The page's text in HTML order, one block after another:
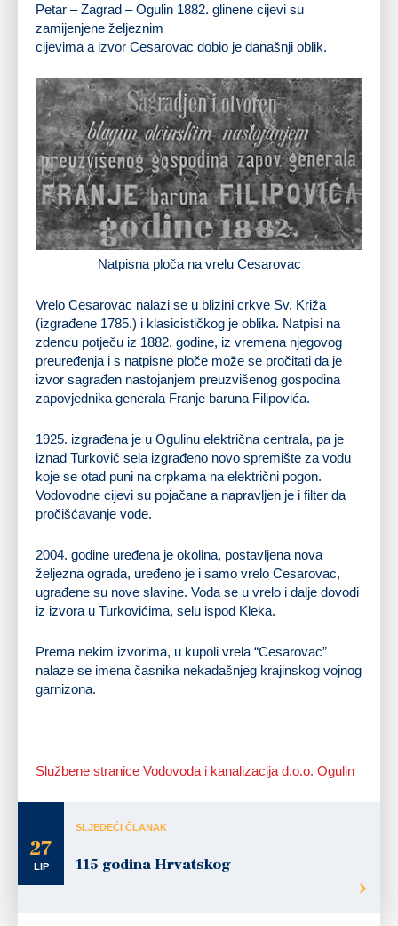
Petar – Zagrad – Ogulin 1882. glinene cijevi su
zamijenjene željeznim
cijevima a izvor Cesarovac dobio je današnji oblik.
Natpisna ploča na vrelu Cesarovac
Vrelo Cesarovac nalazi se u blizini crkve Sv. Križa
(izgrađene 1785.) i klasicističkog je oblika. Natpisi na
zdencu potječu iz 1882. godine, iz vremena njegovog
preuređenja i s natpisne ploče može se pročitati da je
izvor sagrađen nastojanjem preuzvišenog gospodina
zapovjednika generala Franje baruna Filipovića.
1925. izgrađena je u Ogulinu električna centrala, pa je
iznad Turković sela izgrađeno novo spremište za vodu
koje se otad puni na crpkama na električni pogon.
Vodovodne cijevi su pojačane a napravljen je i filter da
pročišćavanje vode.
2004. godine uređena je okolina, postavljena nova
željezna ograda, uređeno je i samo vrelo Cesarovac,
ugrađene su nove slavine. Voda se u vrelo i dalje dovodi
iz izvora u Turkovićima, selu ispod Kleka.
Prema nekim izvorima, u kupoli vrela “Cesarovac”
nalaze se imena časnika nekadašnjeg krajinskog vojnog
garnizona.
Službene stranice Vodovoda i kanalizacija d.o.o. Ogulin
27
LIP
SLJEDEĆI ČLANAK
115 godina Hrvatskog